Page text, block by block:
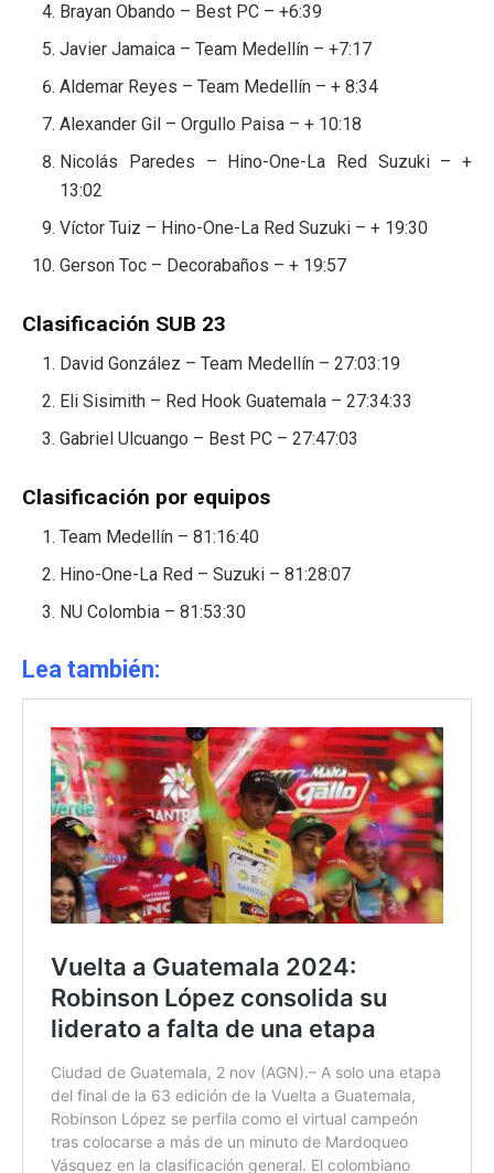
Brayan Obando – Best PC – +6:39
Javier Jamaica – Team Medellín – +7:17
Aldemar Reyes – Team Medellín – + 8:34
Alexander Gil – Orgullo Paisa – + 10:18
Nicolás Paredes – Hino-One-La Red Suzuki – +
13:02
Víctor Tuiz – Hino-One-La Red Suzuki – + 19:30
Gerson Toc – Decorabaños – + 19:57
Clasificación SUB 23
David González – Team Medellín – 27:03:19
Eli Sisimith – Red Hook Guatemala – 27:34:33
Gabriel Ulcuango – Best PC – 27:47:03
Clasificación por equipos
Team Medellín – 81:16:40
Hino-One-La Red – Suzuki – 81:28:07
NU Colombia – 81:53:30
Lea también: